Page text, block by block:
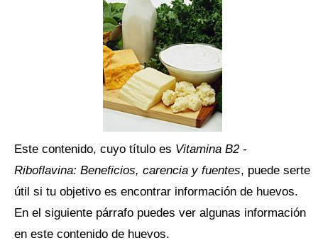
Este contenido, cuyo título es Vitamina B2 -
Riboflavina: Beneficios, carencia y fuentes, puede serte
útil si tu objetivo es encontrar información de huevos.
En el siguiente párrafo puedes ver algunas información
en este contenido de huevos.